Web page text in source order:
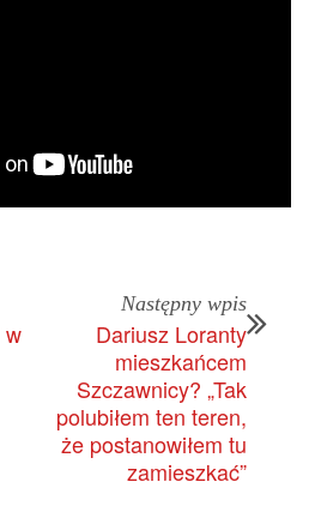
w
Następny wpis
Dariusz Loranty
mieszkańcem
Szczawnicy? „Tak
polubiłem ten teren,
że postanowiłem tu
zamieszkać”